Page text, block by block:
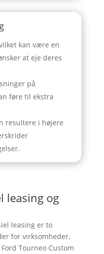
kan være en
at eje deres
på
føre til ekstra
resultere i højere
leasing og
leasing er to
for virksomheder,
Tourneo Custom